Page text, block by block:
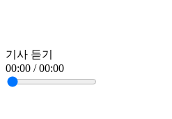
기사 듣기
00:00 / 00:00